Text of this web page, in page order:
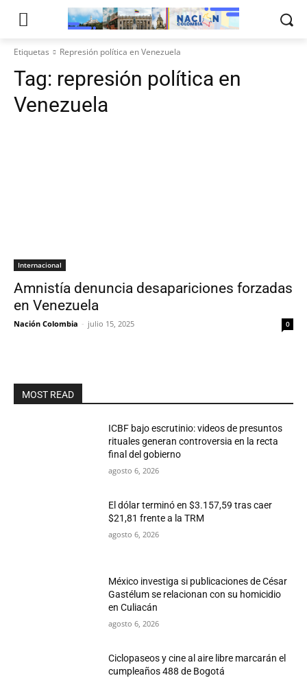
Etiquetas Represión política en Venezuela
Tag: represión política en
Venezuela
Internacional
Amnistía denuncia desapariciones forzadas
en Venezuela
Nación Colombia - julio 15, 2025 0
MOST READ
ICBF bajo escrutinio: videos de presuntos
rituales generan controversia en la recta
final del gobierno
agosto 6, 2026
El dólar terminó en $3.157,59 tras caer
$21,81 frente a la TRM
agosto 6, 2026
México investiga si publicaciones de César
Gastélum se relacionan con su homicidio
en Culiacán
agosto 6, 2026
Ciclopaseos y cine al aire libre marcarán el
cumpleaños 488 de Bogotá